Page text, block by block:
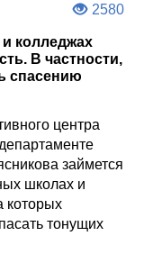
2580
колледжах
В частности,
спасению
центра
займется
школах и
которых
тонущих